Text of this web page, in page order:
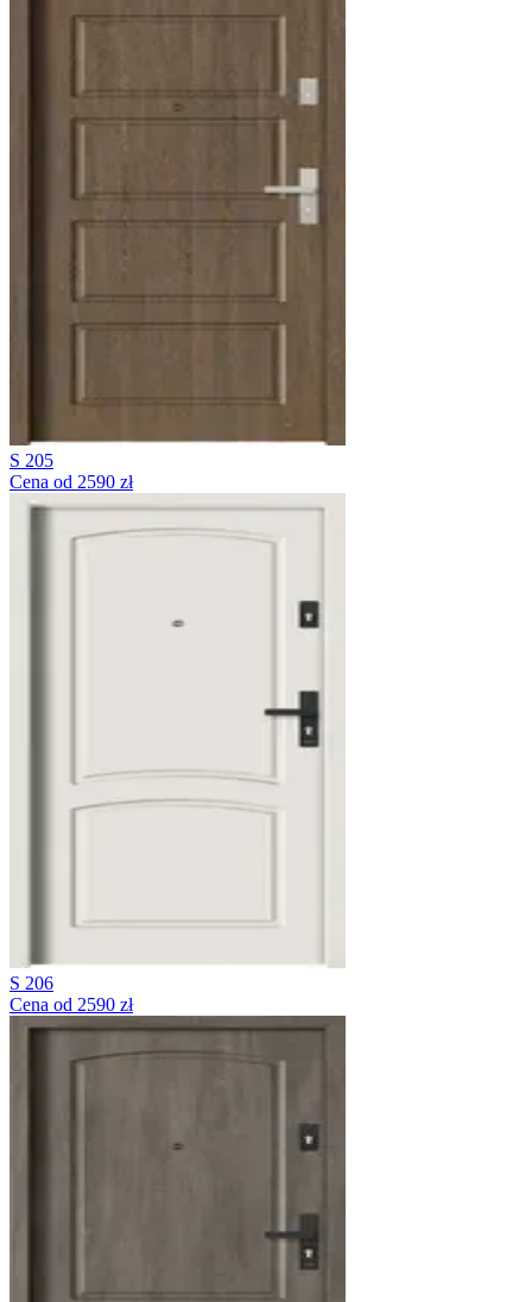
S 205
Cena od 2590 zł
S 206
Cena od 2590 zł